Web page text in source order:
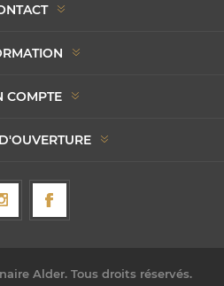
COMPTE
Alder. Tous droits réservés.